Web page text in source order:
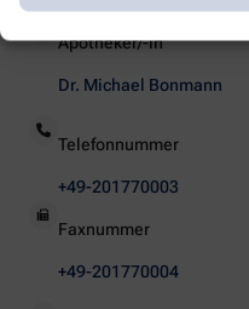
Apotheker/-in
Dr. Michael Bonmann
Telefonnummer
+49-201770003
Faxnummer
+49-201770004